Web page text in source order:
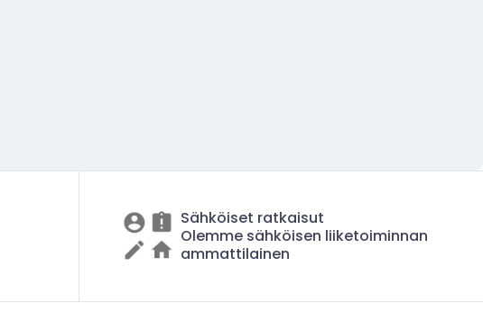
Sähköiset ratkaisut
Olemme sähköisen liiketoiminnan
ammattilainen